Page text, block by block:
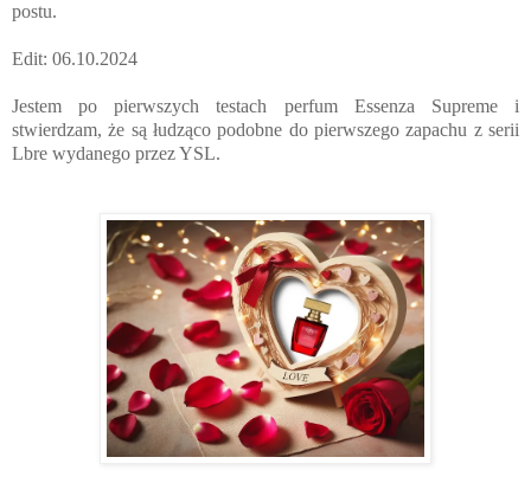
postu.
Edit: 06.10.2024
Jestem po pierwszych testach perfum Essenza Supreme i
stwierdzam, że są łudząco podobne do pierwszego zapachu z serii
Lbre wydanego przez YSL.